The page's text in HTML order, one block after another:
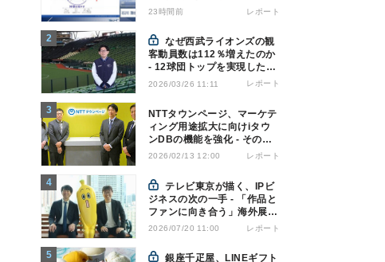
の通販変革と、次に見据える
23時間前 レポート
なぜ西武ライオンズの観
客動員数は112％増えたのか
- 12球団トップを実現した戦
略の全貌
2026/03/26 11:11 レポート
NTTタウンページ、マーケテ
ィング用途拡大に向けiタウ
ンDBの機能を強化 - その狙
いとは
2026/02/13 12:00 レポート
テレビ東京が描く、IPビ
ジネスの次の一手 - 「作品と
ファンに向き合う」海外展開
とは
2026/07/20 11:00 レポート
銀座千疋屋、LINEギフト